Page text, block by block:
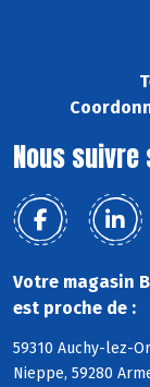
Nous suivre
Votre magasin
est proche de :
59310 Auchy-lez-
Nieppe, 59280